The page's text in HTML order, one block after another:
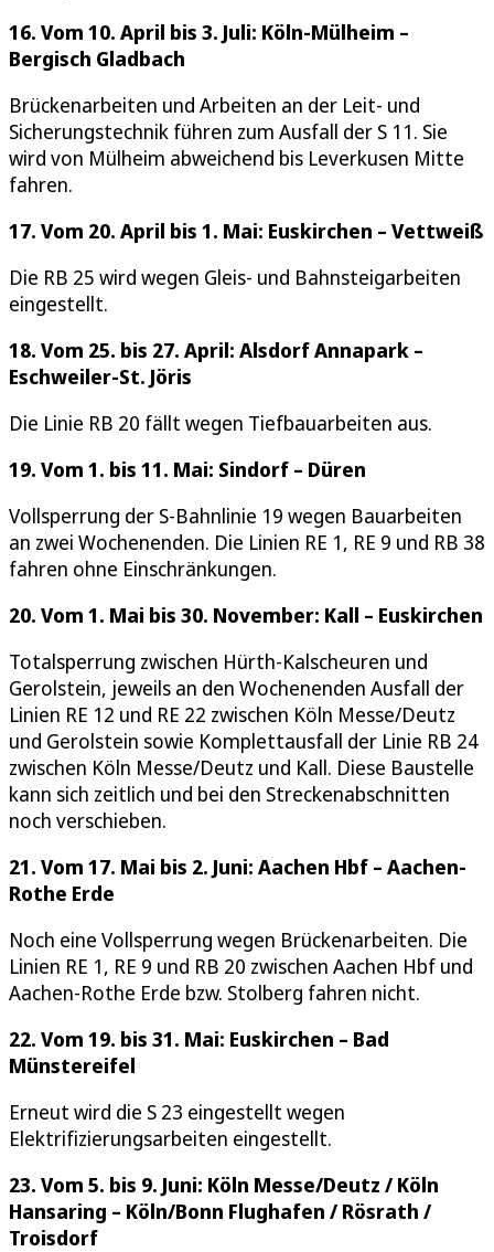
16. Vom 10. April bis 3. Juli: Köln-Mülheim –
Bergisch Gladbach
Brückenarbeiten und Arbeiten an der Leit- und
Sicherungstechnik führen zum Ausfall der S 11. Sie
wird von Mülheim abweichend bis Leverkusen Mitte
fahren.
17. Vom 20. April bis 1. Mai: Euskirchen – Vettweiß
Die RB 25 wird wegen Gleis- und Bahnsteigarbeiten
eingestellt.
18. Vom 25. bis 27. April: Alsdorf Annapark –
Eschweiler-St. Jöris
Die Linie RB 20 fällt wegen Tiefbauarbeiten aus.
19. Vom 1. bis 11. Mai: Sindorf – Düren
Vollsperrung der S-Bahnlinie 19 wegen Bauarbeiten
an zwei Wochenenden. Die Linien RE 1, RE 9 und RB 38
fahren ohne Einschränkungen.
20. Vom 1. Mai bis 30. November: Kall – Euskirchen
Totalsperrung zwischen Hürth-Kalscheuren und
Gerolstein, jeweils an den Wochenenden Ausfall der
Linien RE 12 und RE 22 zwischen Köln Messe/Deutz
und Gerolstein sowie Komplettausfall der Linie RB 24
zwischen Köln Messe/Deutz und Kall. Diese Baustelle
kann sich zeitlich und bei den Streckenabschnitten
noch verschieben.
21. Vom 17. Mai bis 2. Juni: Aachen Hbf – Aachen-
Rothe Erde
Noch eine Vollsperrung wegen Brückenarbeiten. Die
Linien RE 1, RE 9 und RB 20 zwischen Aachen Hbf und
Aachen-Rothe Erde bzw. Stolberg fahren nicht.
22. Vom 19. bis 31. Mai: Euskirchen – Bad
Münstereifel
Erneut wird die S 23 eingestellt wegen
Elektrifizierungsarbeiten eingestellt.
23. Vom 5. bis 9. Juni: Köln Messe/Deutz / Köln
Hansaring – Köln/Bonn Flughafen / Rösrath /
Troisdorf